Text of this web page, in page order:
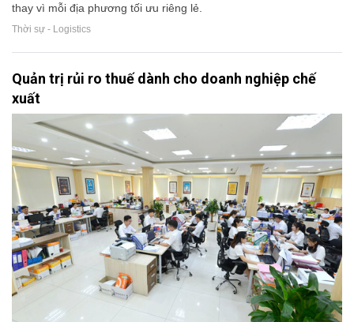
thay vì mỗi địa phương tối ưu riêng lẻ.
Thời sự - Logistics
Quản trị rủi ro thuế dành cho doanh nghiệp chế
xuất